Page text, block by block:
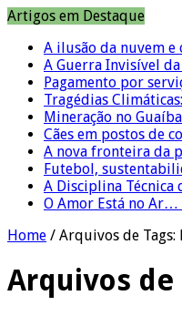
Artigos em Destaque
A ilusão da nuvem
A Guerra Invisível
Pagamento por
Tragédias
Mineração no
Cães em postos de
A nova fronteira da
Futebol,
A Disciplina Técnica
O Amor Está no Ar…
Home / Arquivos de
Arquivos de